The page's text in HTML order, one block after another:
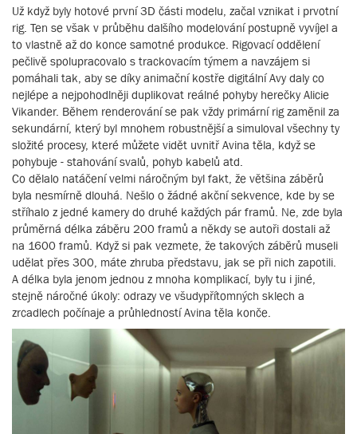
Už když byly hotové první 3D části modelu, začal vznikat i prvotní
rig. Ten se však v průběhu dalšího modelování postupně vyvíjel a
to vlastně až do konce samotné produkce. Rigovací oddělení
pečlivě spolupracovalo s trackovacím týmem a navzájem si
pomáhali tak, aby se díky animační kostře digitální Avy daly co
nejlépe a nejpohodlněji duplikovat reálné pohyby herečky Alicie
Vikander. Během renderování se pak vždy primární rig zaměnil za
sekundární, který byl mnohem robustnější a simuloval všechny ty
složité procesy, které můžete vidět uvnitř Avina těla, když se
pohybuje - stahování svalů, pohyb kabelů atd.
Co dělalo natáčení velmi náročným byl fakt, že většina záběrů
byla nesmírně dlouhá. Nešlo o žádné akční sekvence, kde by se
stříhalo z jedné kamery do druhé každých pár framů. Ne, zde byla
průměrná délka záběru 200 framů a někdy se autoři dostali až
na 1600 framů. Když si pak vezmete, že takových záběrů museli
udělat přes 300, máte zhruba představu, jak se při nich zapotili.
A délka byla jenom jednou z mnoha komplikací, byly tu i jiné,
stejně náročné úkoly: odrazy ve všudypřítomných sklech a
zrcadlech počínaje a průhledností Avina těla konče.